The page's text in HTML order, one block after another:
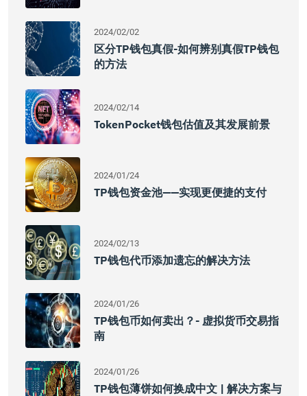
2024/02/02
区分TP钱包真假-如何辨别真假TP钱包
的方法
2024/02/14
TokenPocket钱包估值及其发展前景
2024/01/24
TP钱包资金池——实现更便捷的支付
2024/02/13
TP钱包代币添加遗忘的解决方法
2024/01/26
TP钱包币如何卖出？- 虚拟货币交易指
南
2024/01/26
TP钱包薄饼如何换成中文 | 解决方案与